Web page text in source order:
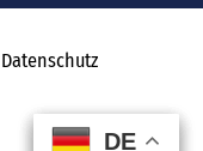
DE
DE
Datenschutz
DE
DE